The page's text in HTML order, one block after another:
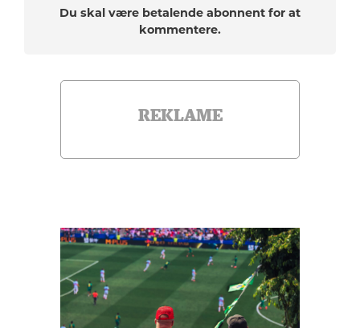
Du skal være betalende abonnent for at
kommentere.
REKLAME